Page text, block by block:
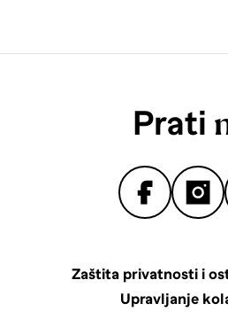
Prati
Zaštita privatnosti i
Upravljanje